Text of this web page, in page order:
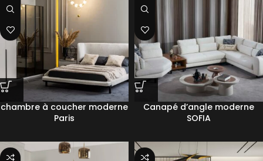
chambre à coucher moderne
Paris
Canapé d’angle moderne
SOFIA